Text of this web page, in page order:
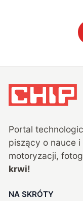
Portal
piszący o nauce
motoryzacji,
krwi!
NA SKRÓTY